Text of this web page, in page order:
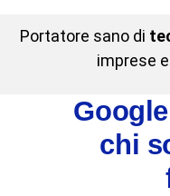
Portatore sano di
imprese
chi